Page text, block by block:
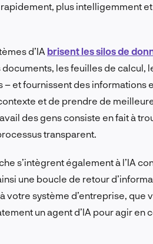
plus intelligemment
d’IA brisent les silos de
les feuilles de calcul,
et fournissent des informations
et de prendre de
des gens consiste en fait à
transparent.
s’intègrent également à l’IA
une boucle de retour
votre système d’entreprise, que
un agent d’IA pour agir en